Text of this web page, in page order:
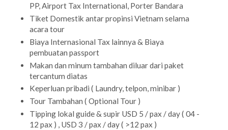
PP, Airport Tax International, Porter Bandara
Tiket Domestik antar propinsi Vietnam selama
acara tour
Biaya Internasional Tax lainnya & Biaya
pembuatan passport
Makan dan minum tambahan diluar dari paket
tercantum diatas
Keperluan pribadi ( Laundry, telpon, minibar )
Tour Tambahan ( Optional Tour )
Tipping lokal guide & supir USD 5 / pax / day ( 04 -
12 pax ) , USD 3 / pax / day ( >12 pax )